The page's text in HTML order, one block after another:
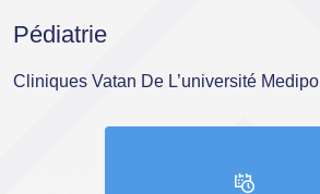
Pédiatrie
Cliniques Vatan De L’université Medipol